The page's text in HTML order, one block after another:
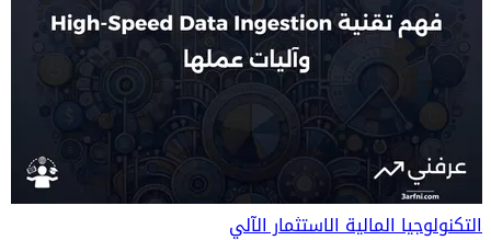
التكنولوجيا الماليةالاستثمار الآلي